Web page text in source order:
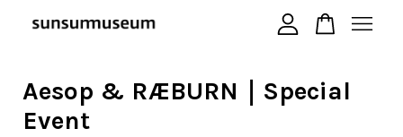
Aesop & RÆBURN｜Special
Event
您的購物車目前還是空的。